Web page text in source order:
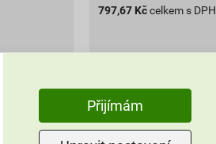
797,67 Kč celkem s DPH
Přijímám